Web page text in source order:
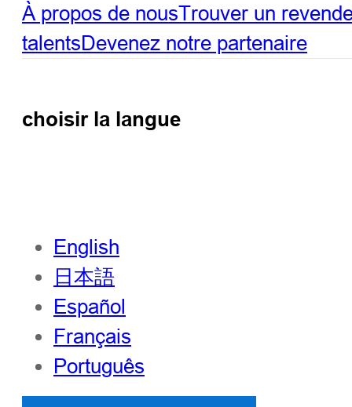
À propos de nousTrouver un
talentsDevenez notre partenaire
choisir la langue
English
日本語
Español
Français
Português